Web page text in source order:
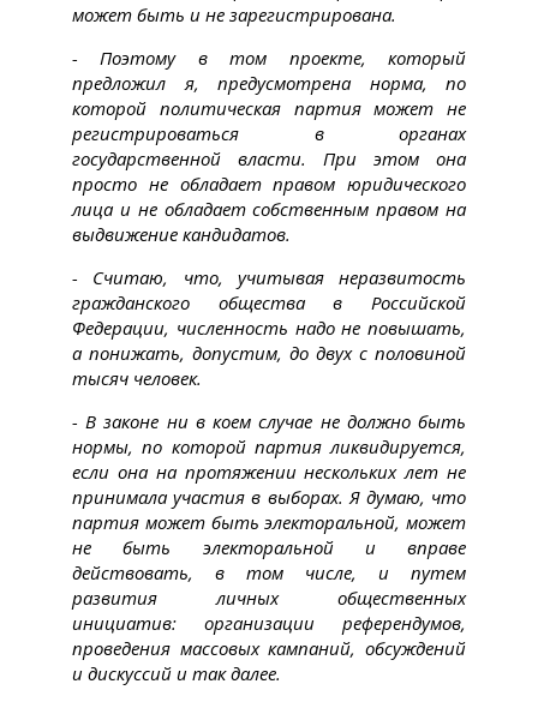
может быть и не зарегистрирована.
- Поэтому в том проекте, который
предложил я, предусмотрена норма, по
которой политическая партия может не
регистрироваться в органах
государственной власти. При этом она
просто не обладает правом юридического
лица и не обладает собственным правом на
выдвижение кандидатов.
- Считаю, что, учитывая неразвитость
гражданского общества в Российской
Федерации, численность надо не повышать,
а понижать, допустим, до двух с половиной
тысяч человек.
- В законе ни в коем случае не должно быть
нормы, по которой партия ликвидируется,
если она на протяжении нескольких лет не
принимала участия в выборах. Я думаю, что
партия может быть электоральной, может
не быть электоральной и вправе
действовать, в том числе, и путем
развития личных общественных
инициатив: организации референдумов,
проведения массовых кампаний, обсуждений
и дискуссий и так далее.